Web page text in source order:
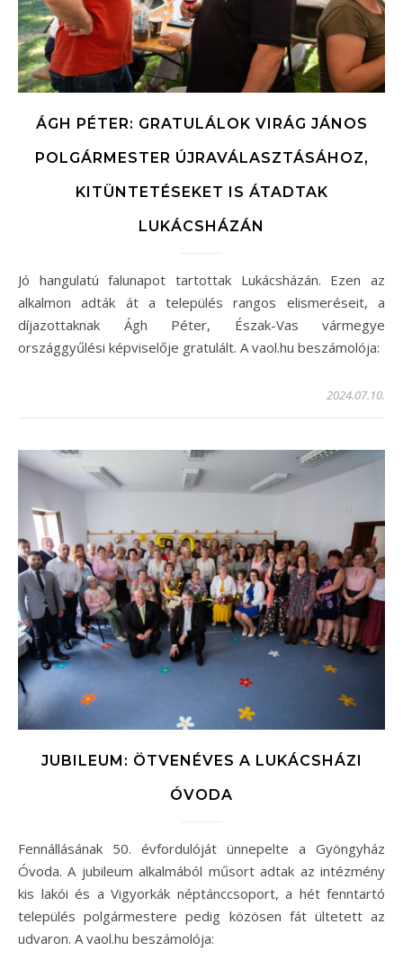
ÁGH PÉTER: GRATULÁLOK VIRÁG JÁNOS
POLGÁRMESTER ÚJRAVÁLASZTÁSÁHOZ,
KITÜNTETÉSEKET IS ÁTADTAK
LUKÁCSHÁZÁN
Jó hangulatú falunapot tartottak Lukácsházán. Ezen az
alkalmon adták át a település rangos elismeréseit, a
díjazottaknak Ágh Péter, Észak-Vas vármegye
országgyűlési képviselője gratulált. A vaol.hu beszámolója:
2024.07.10.
JUBILEUM: ÖTVENÉVES A LUKÁCSHÁZI
ÓVODA
Fennállásának 50. évfordulóját ünnepelte a Gyöngyház
Óvoda. A jubileum alkalmából műsort adtak az intézmény
kis lakói és a Vigyorkák néptánccsoport, a hét fenntartó
település polgármestere pedig közösen fát ültetett az
udvaron. A vaol.hu beszámolója: